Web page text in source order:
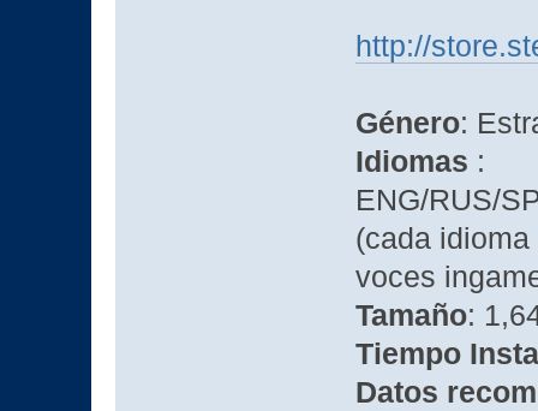
http://
Género:
Idiomas :
ENG/RUS/
(cada
voces
Tamaño:
Tiempo
Datos